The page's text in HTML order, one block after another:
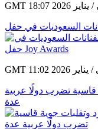
قاسية تضرب دولًا عربية
عدة